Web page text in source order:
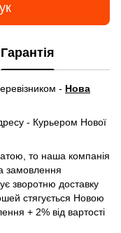
Гарантія
- Нова
- Курьером Нової
то наша компанія
замовлення
зворотню доставку
стягується Новою
+ 2% від вартості